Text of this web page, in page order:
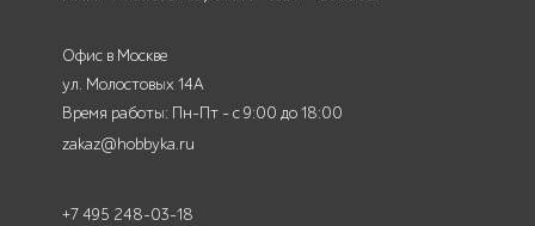
Офис в Москве
ул. Молостовых 14А
Время работы: Пн-Пт - с 9:00 до 18:00
zakaz@hobbyka.ru
+7 495 248-03-18